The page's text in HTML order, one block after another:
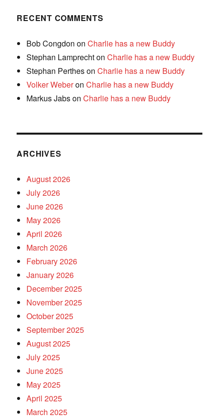
RECENT COMMENTS
Bob Congdon onCharlie has a new Buddy
Stephan LamprechtonCharlie has a new Buddy
Stephan PerthesonCharlie has a new Buddy
Volker WeberonCharlie has a new Buddy
Markus JabsonCharlie has a new Buddy
ARCHIVES
August 2026
July 2026
June 2026
May 2026
April 2026
March 2026
February 2026
January 2026
December 2025
November 2025
October 2025
September 2025
August 2025
July 2025
June 2025
May 2025
April 2025
March 2025